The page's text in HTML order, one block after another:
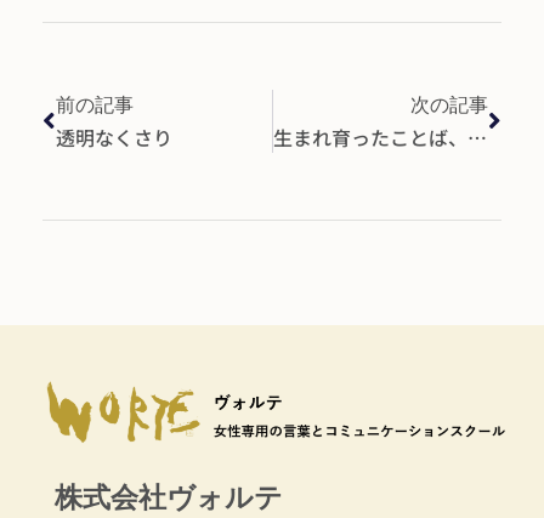
前の記事
透明なくさり
次の記事
生まれ育ったことば、方言を大切に
株式会社ヴォルテ